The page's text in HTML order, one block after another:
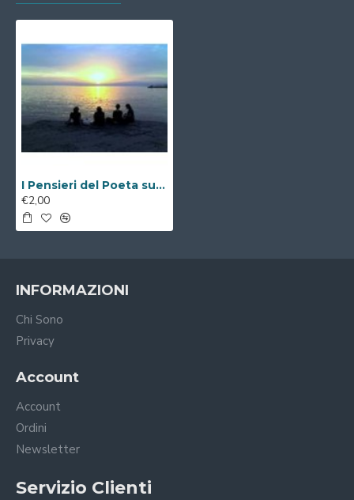
I Pensieri del Poeta sulla V.i.a. ( Libro Digitale )
€2,00
INFORMAZIONI
Chi Sono
Privacy
Account
Account
Ordini
Newsletter
Servizio Clienti